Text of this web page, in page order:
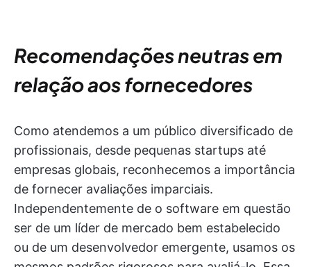
Recomendações neutras em
relação aos fornecedores
Como atendemos a um público diversificado de
profissionais, desde pequenas startups até
empresas globais, reconhecemos a importância
de fornecer avaliações imparciais.
Independentemente de o software em questão
ser de um líder de mercado bem estabelecido
ou de um desenvolvedor emergente, usamos os